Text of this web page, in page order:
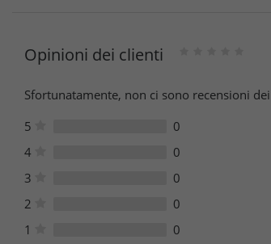
Opinioni dei clienti
Sfortunatamente, non ci sono recensioni
5
0
4
0
3
0
2
0
1
0